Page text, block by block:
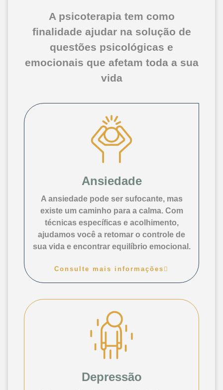
A psicoterapia tem como
finalidade ajudar na solução de
questões psicológicas e
emocionais que afetam toda a sua
vida
Ansiedade
A ansiedade pode ser sufocante, mas
existe um caminho para a calma. Com
técnicas específicas e acolhimento,
ajudamos você a retomar o controle de
sua vida e encontrar equilíbrio emocional.
Consulte mais informações
Depressão